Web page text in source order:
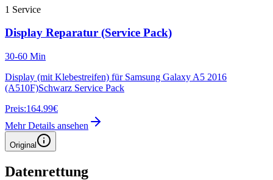
1 Service
Display Reparatur (Service Pack)
30-60 Min
Display (mit Klebestreifen) für Samsung Galaxy A5 2016
(A510F)Schwarz Service Pack
Preis:164.99€
Mehr Details ansehen
Original
Datenrettung